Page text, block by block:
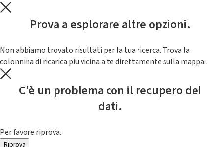
Prova a esplorare altre opzioni.
Non abbiamo trovato risultati per la tua ricerca. Trova la
colonnina di ricarica piú vicina a te direttamente sulla mappa.
C'è un problema con il recupero dei
dati.
Per favore riprova.
Riprova